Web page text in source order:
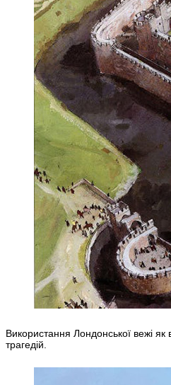
Використання Лондонської вежі як
трагедій.